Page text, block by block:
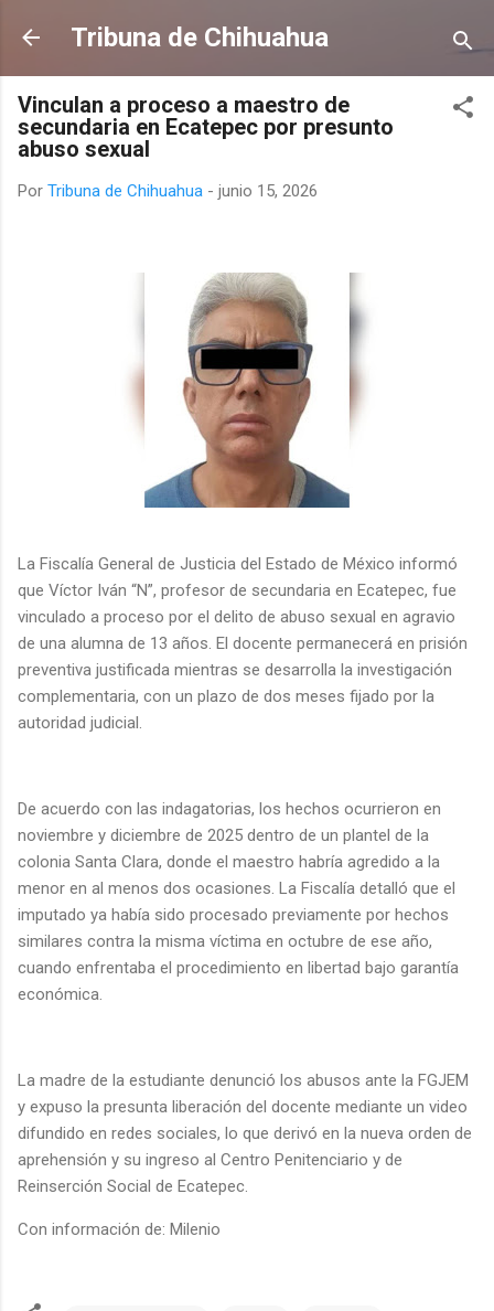
Ir al contenido principal
Tribuna de Chihuahua
Vinculan a proceso a maestro de
secundaria en Ecatepec por presunto
abuso sexual
Por Tribuna de Chihuahua - junio 15, 2026
La Fiscalía General de Justicia del Estado de México informó
que Víctor Iván “N”, profesor de secundaria en Ecatepec, fue
vinculado a proceso por el delito de abuso sexual en agravio
de una alumna de 13 años. El docente permanecerá en prisión
preventiva justificada mientras se desarrolla la investigación
complementaria, con un plazo de dos meses fijado por la
autoridad judicial.
De acuerdo con las indagatorias, los hechos ocurrieron en
noviembre y diciembre de 2025 dentro de un plantel de la
colonia Santa Clara, donde el maestro habría agredido a la
menor en al menos dos ocasiones. La Fiscalía detalló que el
imputado ya había sido procesado previamente por hechos
similares contra la misma víctima en octubre de ese año,
cuando enfrentaba el procedimiento en libertad bajo garantía
económica.
La madre de la estudiante denunció los abusos ante la FGJEM
y expuso la presunta liberación del docente mediante un video
difundido en redes sociales, lo que derivó en la nueva orden de
aprehensión y su ingreso al Centro Penitenciario y de
Reinserción Social de Ecatepec.
Con información de: Milenio